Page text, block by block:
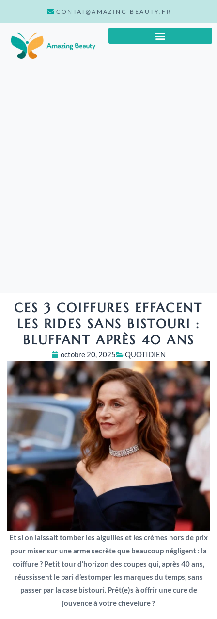
CONTAT@AMAZING-BEAUTY.FR
CES 3 COIFFURES EFFACENT
LES RIDES SANS BISTOURI :
BLUFFANT APRÈS 40 ANS
octobre 20, 2025 QUOTIDIEN
Et si on laissait tomber les aiguilles et les crèmes hors de prix
pour miser sur une arme secrète que beaucoup négligent : la
coiffure ? Petit tour d’horizon des coupes qui, après 40 ans,
réussissent le pari d’estomper les marques du temps, sans
passer par la case bistouri. Prêt(e)s à offrir une cure de
jouvence à votre chevelure ?